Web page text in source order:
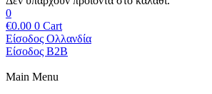
0
€0.00 0 Cart
Είσοδος Ολλανδία
Είσοδος B2B
Main Menu